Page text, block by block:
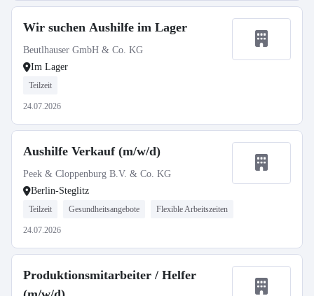
Wir suchen Aushilfe im Lager
Beutlhauser GmbH & Co. KG
Im Lager
Teilzeit
24.07.2026
Aushilfe Verkauf (m/w/d)
Peek & Cloppenburg B.V. & Co. KG
Berlin-Steglitz
Teilzeit Gesundheitsangebote Flexible Arbeitszeiten
24.07.2026
Produktionsmitarbeiter / Helfer